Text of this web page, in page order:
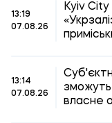
13:19
07.08.26
Kyiv City
13:14
07.08.26
власне